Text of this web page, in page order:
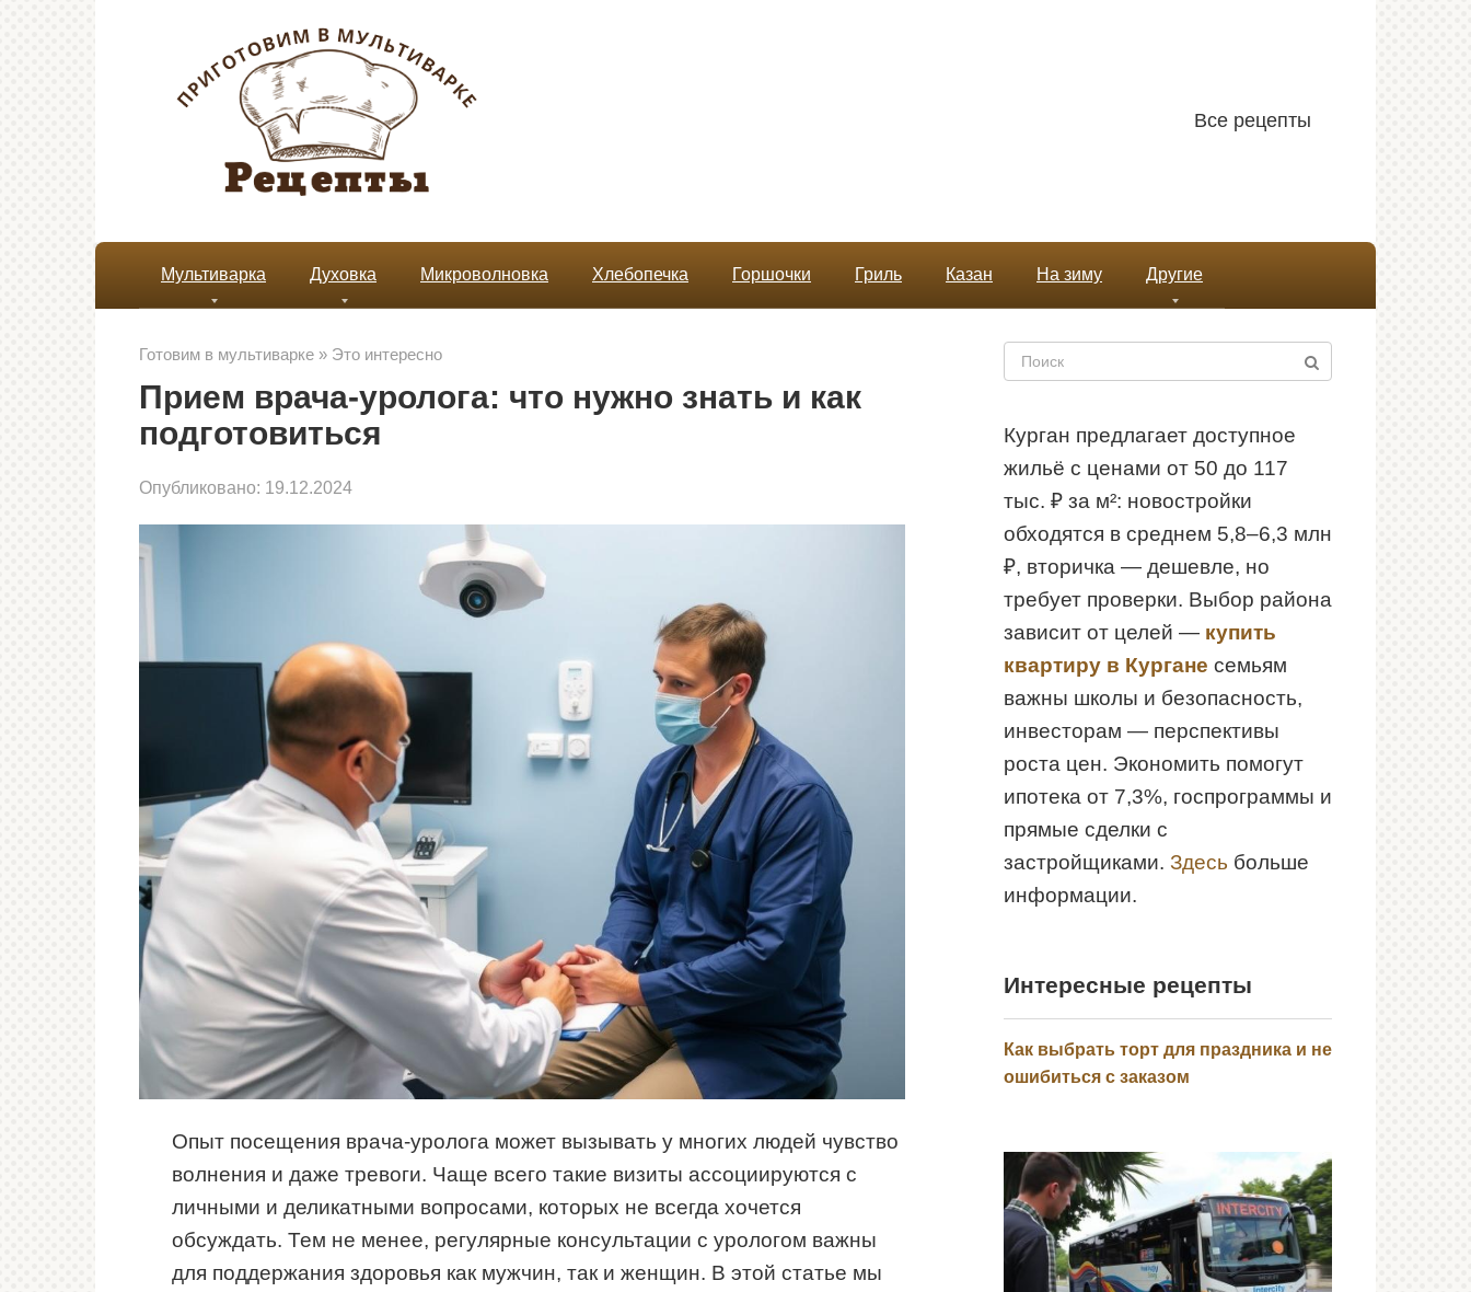
Все рецепты
Мультиварка Духовка Микроволновка Хлебопечка Горшочки Гриль Казан На зиму Другие
Готовим в мультиварке » Это интересно
Прием врача-уролога: что нужно знать и как
подготовиться
Опубликовано: 19.12.2024
Опыт посещения врача-уролога может вызывать у многих людей чувство
волнения и даже тревоги. Чаще всего такие визиты ассоциируются с
личными и деликатными вопросами, которых не всегда хочется
обсуждать. Тем не менее, регулярные консультации с урологом важны
для поддержания здоровья как мужчин, так и женщин. В этой статье мы
Поиск:
Курган предлагает доступное
жильё с ценами от 50 до 117
тыс. ₽ за м²: новостройки
обходятся в среднем 5,8–6,3 млн
₽, вторичка — дешевле, но
требует проверки. Выбор района
зависит от целей — купить
квартиру в Кургане семьям
важны школы и безопасность,
инвесторам — перспективы
роста цен. Экономить помогут
ипотека от 7,3%, госпрограммы и
прямые сделки с
застройщиками. Здесь больше
информации.
Интересные рецепты
Как выбрать торт для праздника и не
ошибиться с заказом